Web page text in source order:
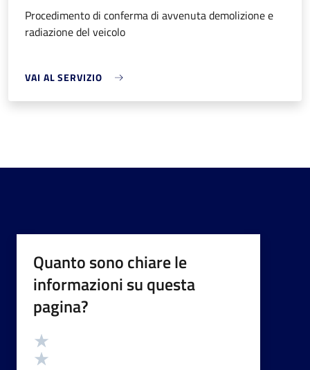
Procedimento di conferma di avvenuta demolizione e
radiazione del veicolo
VAI AL SERVIZIO
Quanto sono chiare le
informazioni su questa
pagina?
Valutazione